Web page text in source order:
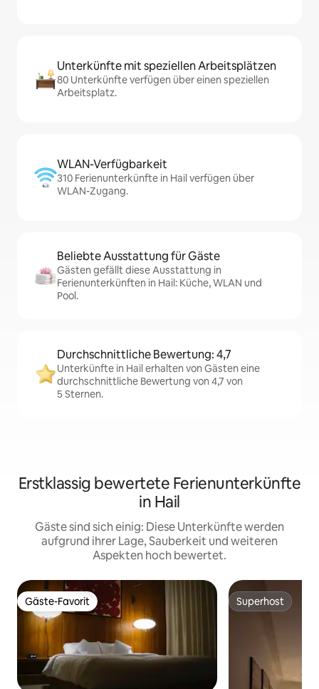
Unterkünfte mit speziellen Arbeitsplätzen
80 Unterkünfte verfügen über einen speziellen
Arbeitsplatz.
WLAN-Verfügbarkeit
310 Ferienunterkünfte in Hail verfügen über
WLAN-Zugang.
Beliebte Ausstattung für Gäste
Gästen gefällt diese Ausstattung in
Ferienunterkünften in Hail: Küche, WLAN und
Pool.
Durchschnittliche Bewertung: 4,7
Unterkünfte in Hail erhalten von Gästen eine
durchschnittliche Bewertung von 4,7 von
5 Sternen.
Erstklassig bewertete Ferienunterkünfte
in Hail
Gäste sind sich einig: Diese Unterkünfte werden
aufgrund ihrer Lage, Sauberkeit und weiteren
Aspekten hoch bewertet.
Gäste-Favorit
Gäste-Favorit Superhost
Superhost